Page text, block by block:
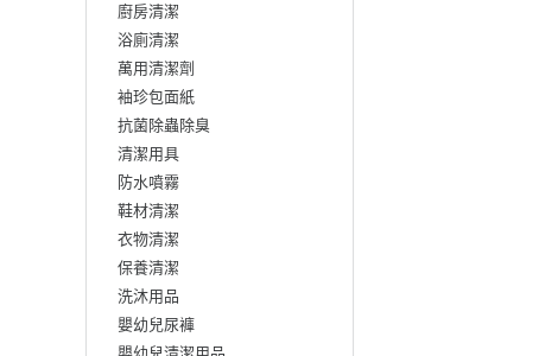
廚房清潔
浴廁清潔
萬用清潔劑
袖珍包面紙
抗菌除蟲除臭
清潔用具
防水噴霧
鞋材清潔
衣物清潔
保養清潔
洗沐用品
嬰幼兒尿褲